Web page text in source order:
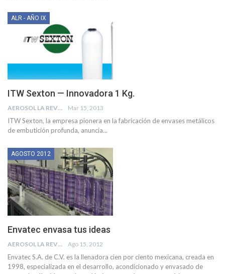
ALR - AÑO IX
ITW Sexton — Innovadora 1 Kg.
AEROSOL LA REVISTA Mar 15, 2013
ITW Sexton, la empresa pionera en la fabricación de envases metálicos
de embutición profunda, anuncia...
AGOSTO 2012
Envatec envasa tus ideas
AEROSOL LA REVISTA Ago 15, 2012
Envatec S.A. de C.V. es la llenadora cien por ciento mexicana, creada en
1998, especializada en el desarrollo, acondicionado y envasado de